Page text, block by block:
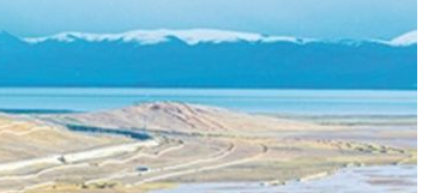
茶叶“炒上天”